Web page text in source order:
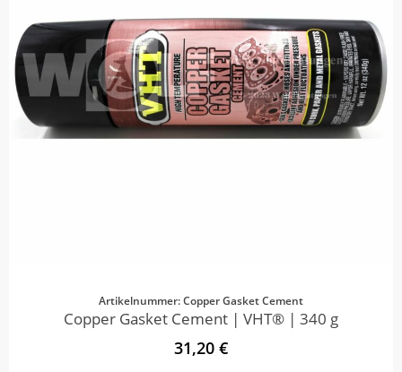
Artikelnummer: Copper Gasket Cement
Copper Gasket Cement | VHT® | 340 g
31,20 €